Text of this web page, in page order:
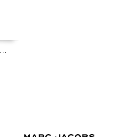
Liquid Marseille Soap Pink Grapefruit